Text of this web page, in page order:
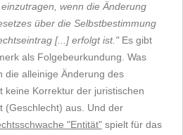
wenn die Änderung
über die Selbstbestimmung
[...] erfolgt ist." Es gibt
als Folgebeurkundung. Was
die alleinige Änderung des
keine Korrektur der juristischen
(Geschlecht) aus. Und der
"Entität" spielt für das